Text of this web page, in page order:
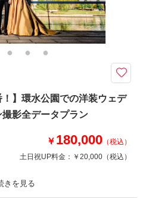
含むもの
ップ料金なし 和装、洋装小物ランク
いません！全て当店でご用意いたしま
料金です。
円で撮影レンタル可能です。ご希望
ート
2025年3月12日
！】環水公園での洋装ウェデ
影全データプラン
￥ 180,000 （税込）
土日祝UP料金： ￥20,000 （税込）